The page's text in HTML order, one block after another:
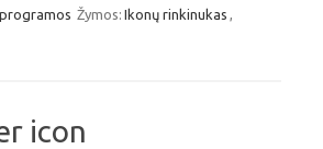
Žymos: Ikonų rinkinukas
icon